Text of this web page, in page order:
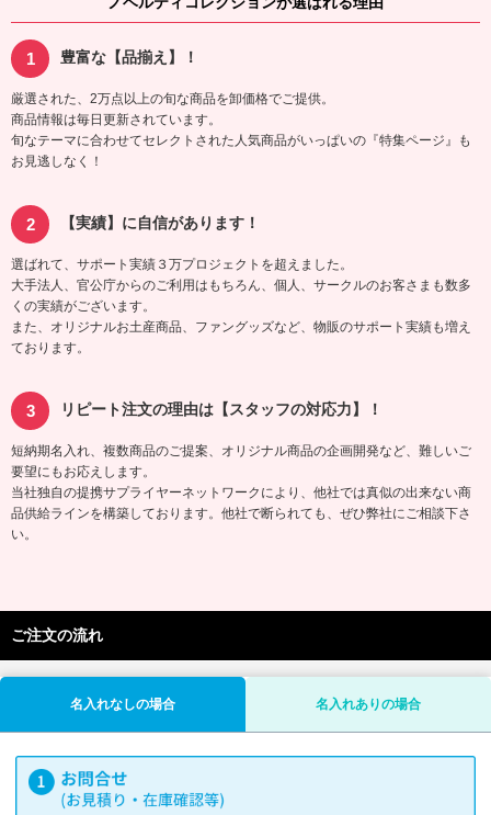
豊富な【品揃え】！
厳選された、2万点以上の旬な商品を卸価格でご提供。
商品情報は毎日更新されています。
旬なテーマに合わせてセレクトされた人気商品がいっぱいの『特集ページ』も
お見逃しなく！
【実績】に自信があります！
選ばれて、サポート実績３万プロジェクトを超えました。
大手法人、官公庁からのご利用はもちろん、個人、サークルのお客さまも数多
くの実績がございます。
また、オリジナルお土産商品、ファングッズなど、物販のサポート実績も増え
ております。
リピート注文の理由は【スタッフの対応力】！
短納期名入れ、複数商品のご提案、オリジナル商品の企画開発など、難しいご
要望にもお応えします。
当社独自の提携サプライヤーネットワークにより、他社では真似の出来ない商
品供給ラインを構築しております。他社で断られても、ぜひ弊社にご相談下さ
い。
ご注文の流れ
名入れなしの場合 名入れありの場合